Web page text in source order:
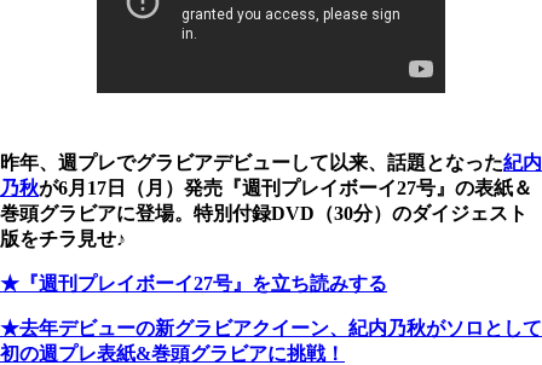
昨年、週プレでグラビアデビューして以来、話題となった紀内
乃秋が6月17日（月）発売『週刊プレイボーイ27号』の表紙＆
巻頭グラビアに登場。特別付録DVD（30分）のダイジェスト
版をチラ見せ♪
★『週刊プレイボーイ27号』を立ち読みする
★去年デビューの新グラビアクイーン、紀内乃秋がソロとして
初の週プレ表紙&巻頭グラビアに挑戦！